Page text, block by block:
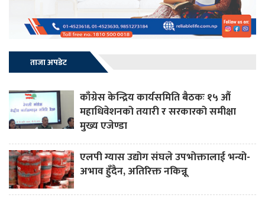
ताजा अपडेट
काँग्रेस केन्द्रिय कार्यसमिति बैठकः १५ औं
महाधिवेशनको तयारी र सरकारको समीक्षा
मुख्य एजेण्डा
एलपी ग्यास उद्योग संघले उपभोक्तालाई भन्यो-
अभाव हुँदैन, अतिरिक्त नकिन्नू